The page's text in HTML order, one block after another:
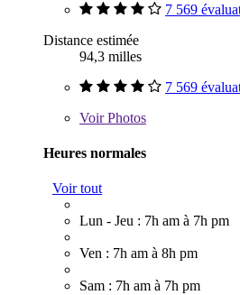
7 569
Distance estimée
94,3 milles
7 569
VoirPhotos
Heures normales
Voir tout
Lun - Jeu : 7h am à 7h pm
Ven : 7h am à 8h pm
Sam : 7h am à 7h pm